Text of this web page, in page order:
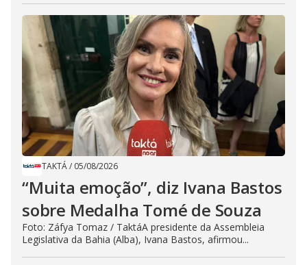
TAKTÁ/ 05/08/2026
“Muita emoção”, diz Ivana Bastos
sobre Medalha Tomé de Souza
Foto: Záfya Tomaz / TaktáA presidente da Assembleia
Legislativa da Bahia (Alba), Ivana Bastos, afirmou...